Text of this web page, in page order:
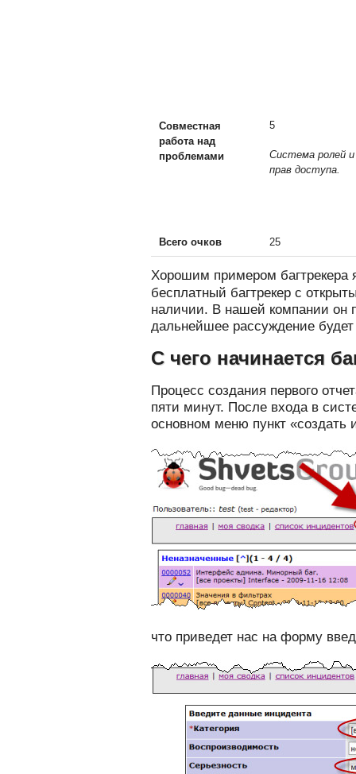
Совместная
работа над
проблемами
5
Система ролей и
прав доступа.
Всего очков 25
Хорошим примером багтрекера
бесплатный багтрекер с
наличии. В нашей компании он
дальнейшее рассуждение
С чего начинается
Процесс создания первого
пяти минут. После входа в
основном меню пункт «создать
что приведет нас на форму